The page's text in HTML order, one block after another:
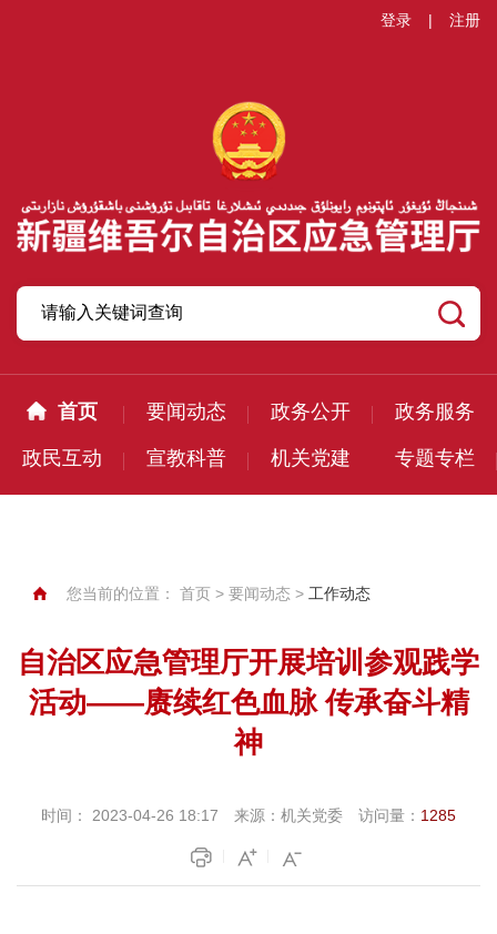
登录 | 注册
首页 要闻动态 政务公开 政务服务
政民互动 宣教科普 机关党建 专题专栏
您当前的位置： 首页 > 要闻动态 > 工作动态
自治区应急管理厅开展培训参观践学
活动——赓续红色血脉 传承奋斗精
神
时间： 2023-04-26 18:17 来源： 机关党委 访问量： 1285